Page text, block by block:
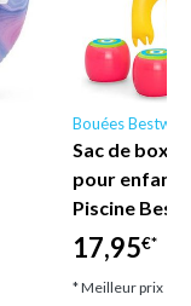
Bouées Bestway
Sac de boxe
pour
Piscine
17,95€*
* Meilleur prix